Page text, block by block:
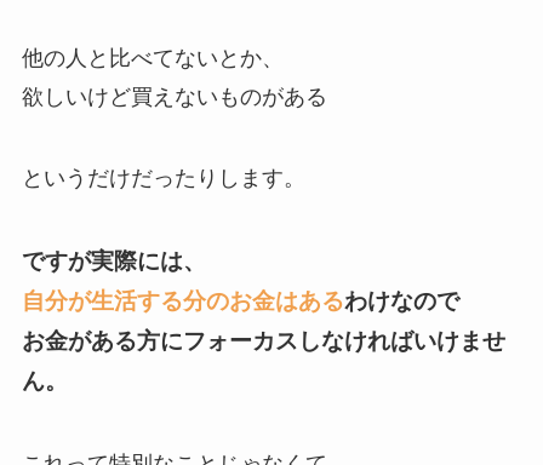
他の人と比べてないとか、
欲しいけど買えないものがある
というだけだったりします。
ですが実際には、
自分が生活する分のお金はあるわけなので
お金がある方にフォーカスしなければいけませ
ん。